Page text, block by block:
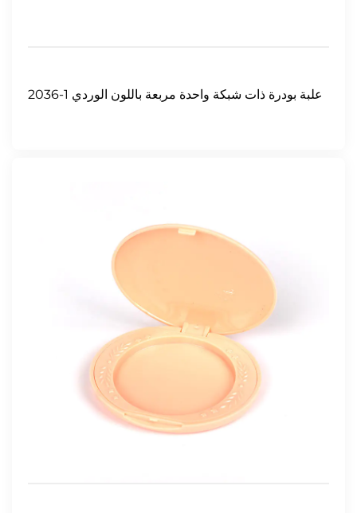
2036-1 علبة بودرة ذات شبكة واحدة مربعة باللون الوردي